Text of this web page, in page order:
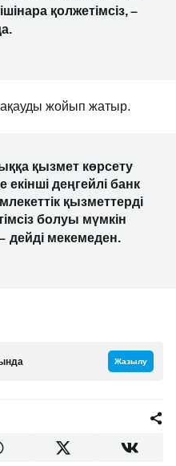
қолжетімсіз,–
ақауды жойып жатыр.
қызмет көрсету
деңгейлі банк
қызметтерді
болуы мүмкін
– дейді мекемеден.
Жазылу